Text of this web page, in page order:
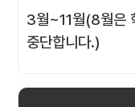
3월~11월(8월은
중단합니다.)